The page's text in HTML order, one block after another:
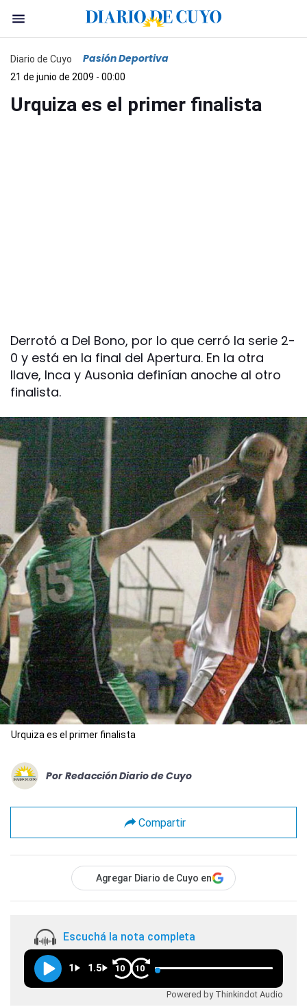
Diario de Cuyo Pasión Deportiva
21 de junio de 2009 - 00:00
Urquiza es el primer finalista
Derrotó a Del Bono, por lo que cerró la serie 2-
0 y está en la final del Apertura. En la otra
llave, Inca y Ausonia definían anoche al otro
finalista.
Urquiza es el primer finalista
Por Redacción Diario de Cuyo
Compartir
Agregar Diario de Cuyo en
Escuchá la nota completa
1 1.5 10 10
Powered by Thinkindot Audio